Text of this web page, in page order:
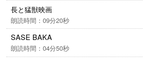
長と猛獣映画
朗読時間：09分20秒
SASE BAKA
朗読時間：04分50秒